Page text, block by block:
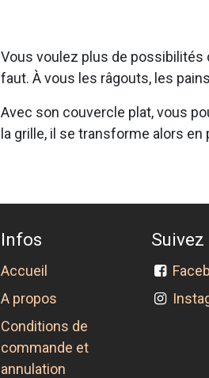
Vous voulez plus de possibilités
faut. À vous les râgouts, les
Avec son couvercle plat, vous
la grille, il se transforme alors en
Infos
Accueil
A propos
Conditions de
commande et
annulation
Suivez